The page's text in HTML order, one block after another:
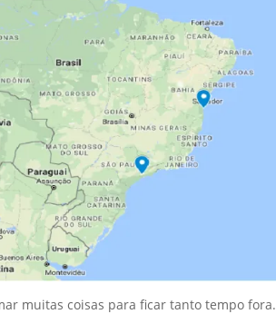
muitas coisas para ficar tanto tempo fora.